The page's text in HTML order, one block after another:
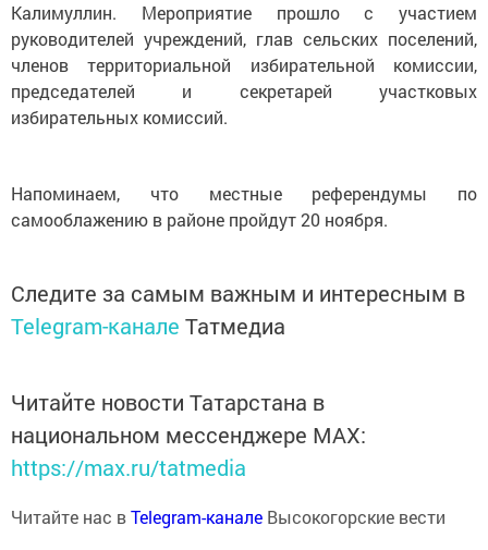
Калимуллин. Мероприятие прошло с участием
руководителей учреждений, глав сельских поселений,
членов территориальной избирательной комиссии,
председателей и секретарей участковых
избирательных комиссий.
Напоминаем, что местные референдумы по
самооблажению в районе пройдут 20 ноября.
Следите за самым важным и интересным в
Telegram-канале Татмедиа
Читайте новости Татарстана в
национальном мессенджере MАХ:
https://max.ru/tatmedia
Читайте нас вTelegram-канале Высокогорские вести